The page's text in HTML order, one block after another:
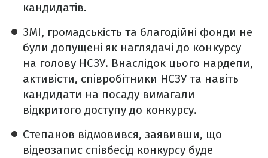
кандидатів.
ЗМІ, громадськість та благодійні фонди не
були допущені як наглядачі до конкурсу
на голову НСЗУ. Внаслідок цього нардепи,
активісти, співробітники НСЗУ та навіть
кандидати на посаду вимагали
відкритого доступу до конкурсу.
Степанов відмовився, заявивши, що
відеозапис співбесід конкурсу буде